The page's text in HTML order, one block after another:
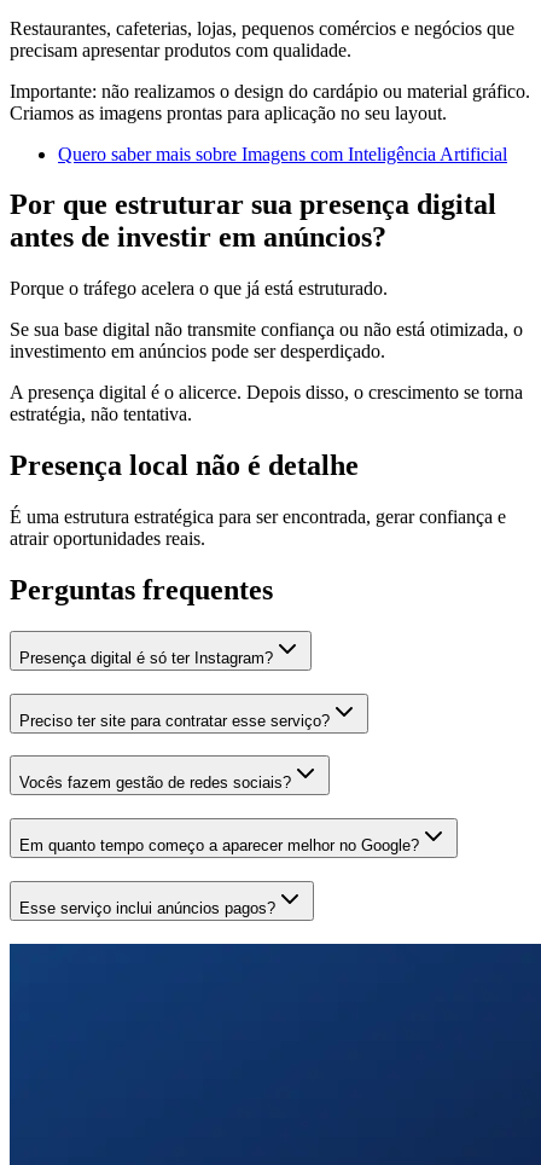
Restaurantes, cafeterias, lojas, pequenos comércios e negócios que
precisam apresentar produtos com qualidade.
Importante: não realizamos o design do cardápio ou material gráfico.
Criamos as imagens prontas para aplicação no seu layout.
Quero saber mais sobre Imagens com Inteligência Artificial
Por que estruturar sua presença digital
antes de investir em anúncios?
Porque o tráfego acelera o que já está estruturado.
Se sua base digital não transmite confiança ou não está otimizada, o
investimento em anúncios pode ser desperdiçado.
A presença digital é o alicerce. Depois disso, o crescimento se torna
estratégia, não tentativa.
Presença local não é detalhe
É uma estrutura estratégica para ser encontrada, gerar confiança e
atrair oportunidades reais.
Perguntas frequentes
Presença digital é só ter Instagram?
Preciso ter site para contratar esse serviço?
Vocês fazem gestão de redes sociais?
Em quanto tempo começo a aparecer melhor no Google?
Esse serviço inclui anúncios pagos?